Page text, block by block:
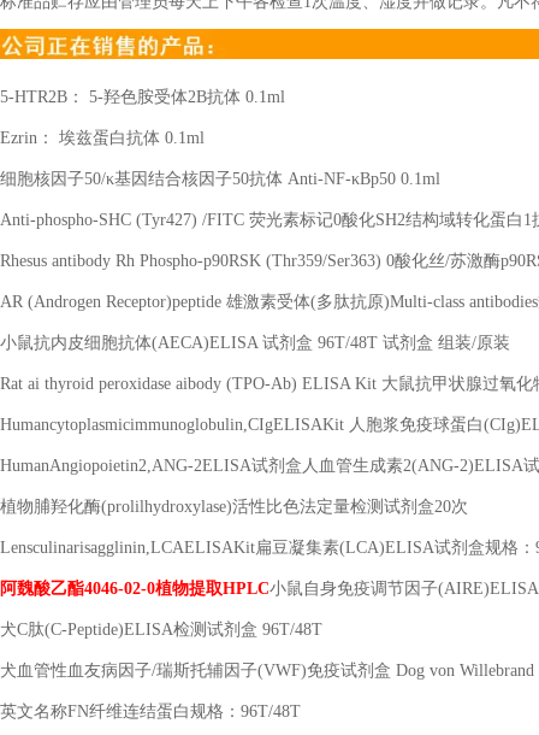
5-HTR2B ： 5-羟色胺受体2B抗体 0.1ml
Ezrin ： 埃兹蛋白抗体 0.1ml
细胞核因子50/κ基因结合核因子50抗体 Anti-NF-κBp50 0.1ml
Anti-phospho-SHC (Tyr427) /FITC 荧光素标记0酸化SH2结构域转化蛋白 1
Rhesus antibody Rh Phospho-p90RSK (Thr359/Ser363) 0酸化丝/苏激酶
AR (Androgen Receptor)peptide 雄激素受体(多肽抗原)Multi-class antibodies
小鼠抗内皮细胞抗体(AECA)ELISA 试剂盒 96T/48T 试剂盒 组装/原装
Rat ai thyroid peroxidase aibody (TPO-Ab) ELISA Kit 大鼠抗甲状腺过氧化
Humancytoplasmicimmunoglobulin,CIgELISAKit 人胞浆免疫球蛋白
HumanAngiopoietin2,ANG-2ELISA试剂盒人血管生成素2(ANG-2)ELISA
植物脯羟化酶(prolilhydroxylase)活性比色法定量检测试剂盒20次
Lensculinarisagglinin,LCAELISAKit扁豆凝集素(LCA)ELISA试剂盒规格：
阿魏酸乙酯4046-02-0植物提取HPLC小鼠自身免疫调节因子(AIRE)ELISA
犬C肽(C-Peptide)ELISA检测试剂盒 96T/48T
犬血管性血友病因子/瑞斯托辅因子(VWF)免疫试剂盒 Dog von
英文名称FN纤维连结蛋白规格： 96T/48T